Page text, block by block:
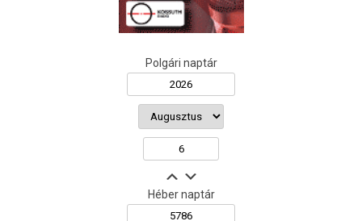
Polgári naptár
Héber naptár